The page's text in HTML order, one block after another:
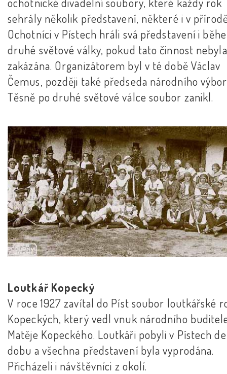
sehrály několik představení, některé i v
Ochotníci v Pístech hráli svá představení i
druhé světové války, pokud tato činnost nebyla
zakázána. Organizátorem byl v té době Václav
Čemus, později také předseda národního
Těsně po druhé světové válce soubor zanikl.
Loutkář Kopecký
V roce 1927 zavítal do Píst soubor loutkářské
Kopeckých, který vedl vnuk národního
Matěje Kopeckého. Loutkáři pobyli v Pístech
dobu a všechna představení byla vyprodána.
Přicházeli i návštěvníci z okolí.